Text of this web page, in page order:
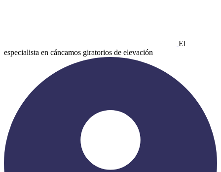
El
especialista en cáncamos giratorios de elevación